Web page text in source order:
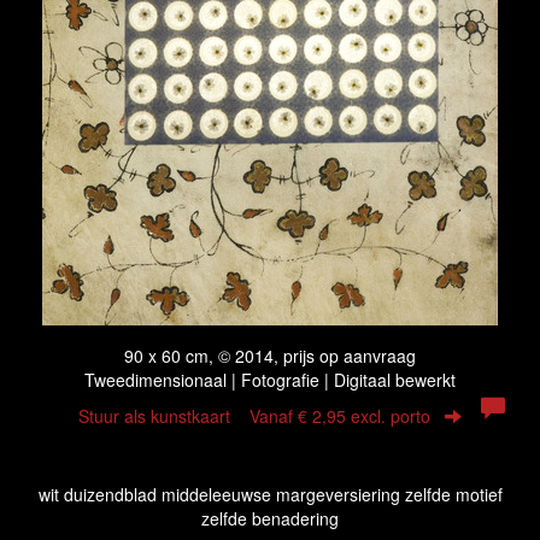
90 x 60 cm, © 2014, prijs op aanvraag
Tweedimensionaal | Fotografie | Digitaal bewerkt
Stuur als kunstkaart Vanaf € 2,95 excl. porto
wit duizendblad middeleeuwse margeversiering zelfde motief
zelfde benadering